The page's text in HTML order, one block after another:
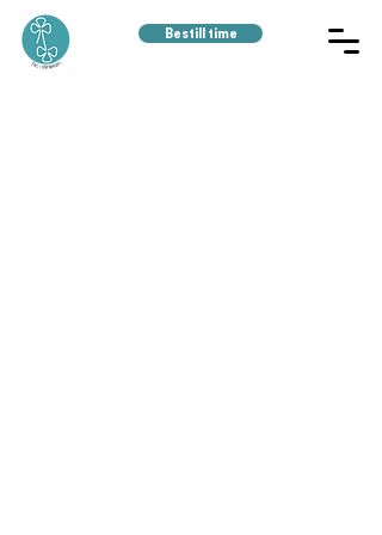
Bestill time